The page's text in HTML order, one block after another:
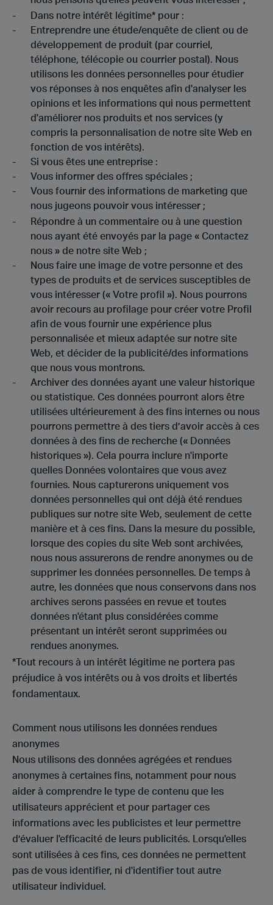
Dans notre intérêt légitime* pour :
Entreprendre une étude/enquête de client ou de
développement de produit (par courriel,
téléphone, télécopie ou courrier postal). Nous
utilisons les données personnelles pour étudier
vos réponses à nos enquêtes afin d'analyser les
opinions et les informations qui nous permettent
d'améliorer nos produits et nos services (y
compris la personnalisation de notre site Web en
fonction de vos intérêts).
Si vous êtes une entreprise :
Vous informer des offres spéciales ;
Vous fournir des informations de marketing que
nous jugeons pouvoir vous intéresser ;
Répondre à un commentaire ou à une question
nous ayant été envoyés par la page « Contactez
nous » de notre site Web ;
Nous faire une image de votre personne et des
types de produits et de services susceptibles de
vous intéresser (« Votre profil »). Nous pourrons
avoir recours au profilage pour créer votre Profil
afin de vous fournir une expérience plus
personnalisée et mieux adaptée sur notre site
Web, et décider de la publicité/des informations
que nous vous montrons.
Archiver des données ayant une valeur historique
ou statistique. Ces données pourront alors être
utilisées ultérieurement à des fins internes ou nous
pourrons permettre à des tiers d’avoir accès à ces
données à des fins de recherche (« Données
historiques »). Cela pourra inclure n'importe
quelles Données volontaires que vous avez
fournies. Nous capturerons uniquement vos
données personnelles qui ont déjà été rendues
publiques sur notre site Web, seulement de cette
manière et à ces fins. Dans la mesure du possible,
lorsque des copies du site Web sont archivées,
nous nous assurerons de rendre anonymes ou de
supprimer les données personnelles. De temps à
autre, les données que nous conservons dans nos
archives serons passées en revue et toutes
données n'étant plus considérées comme
présentant un intérêt seront supprimées ou
rendues anonymes.
*Tout recours à un intérêt légitime ne portera pas
préjudice à vos intérêts ou à vos droits et libertés
fondamentaux.
Comment nous utilisons les données rendues
anonymes
Nous utilisons des données agrégées et rendues
anonymes à certaines fins, notamment pour nous
aider à comprendre le type de contenu que les
utilisateurs apprécient et pour partager ces
informations avec les publicistes et leur permettre
d’évaluer l'efficacité de leurs publicités. Lorsqu'elles
sont utilisées à ces fins, ces données ne permettent
pas de vous identifier, ni d'identifier tout autre
utilisateur individuel.